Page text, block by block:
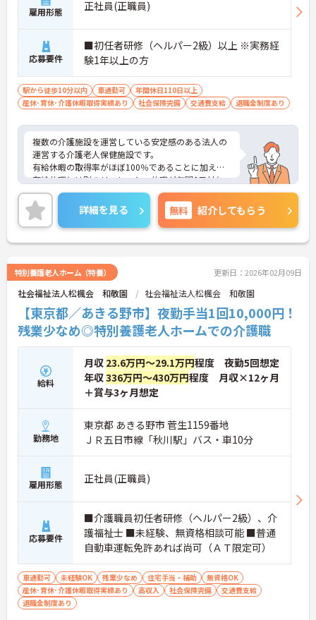
雇用形態 正社員(正職員)
応募要件
■初任者研修（ヘルパー2級）以上 ※実務経
験1年以上の方
駅から徒歩10分以内 車通勤可
年間休日110日以上
産休･育休･介護休暇取得実績あり
社会保険完備 交通費支給 退職金制度あり
複数の介護施設を運営している安定感のある法人の
運営する介護老人保健施設です。
有給休暇の取得率がほぼ100％であることに加え、
有給休暇とは別のリフレッシュ休暇が年間6日付与
されるためプライベートを大切にしながら働いてい
ただく事ができます。
ご興味のある方は面接対策ポイントなどお話致しま
すのでお気軽にお問い合わせください。
詳細を見る 無料 紹介してもらう
特別養護老人ホーム（特養） 更新日：2026年02月09日
社会福祉法人松楓会 和敬園 社会福祉法人松楓会 和敬園
【東京都／あきる野市】夜勤手当1回10,000円！
残業少なめ◎特別養護老人ホームでの介護職
給料
月収 23.6万円～29.1万円程度 夜勤5回想定
年収336万円～430万円程度 月収×12ヶ月
＋賞与3ヶ月想定
勤務地
東京都 あきる野市 菅生1159番地
ＪＲ五日市線「秋川駅」バス・車10分
雇用形態 正社員(正職員)
応募要件
■介護職員初任者研修（ヘルパー2級）、介
護福祉士 ■未経験、無資格相談可能 ■普通
自動車運転免許あれば尚可（ＡＴ限定可）
車通勤可 未経験OK 残業少なめ 住宅手当・補助
無資格OK
産休･育休･介護休暇取得実績あり
高収入 社会保険完備
交通費支給
退職金制度あり